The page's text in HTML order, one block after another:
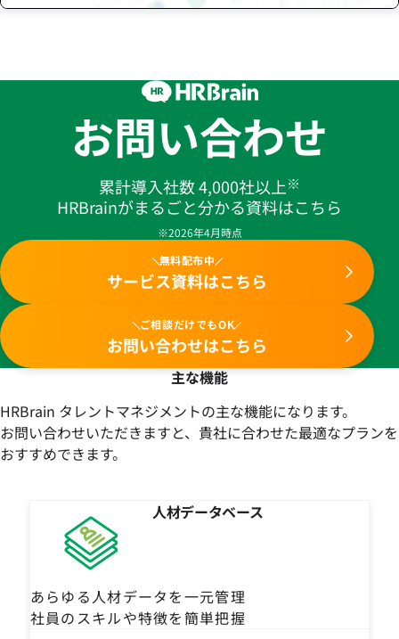
お問い合わせ
累計導入社数 4,000社以上※
HRBrainがまるごと分かる資料はこちら
※2026年4月時点
無料配布中
サービス資料はこちら
ご相談だけでもOK
お問い合わせはこちら
主な機能
HRBrain タレントマネジメントの主な機能になります。
お問い合わせいただきますと、貴社に合わせた最適なプランを
おすすめできます。
人材データベース
あらゆる人材データを一元管理
社員のスキルや特徴を簡単把握